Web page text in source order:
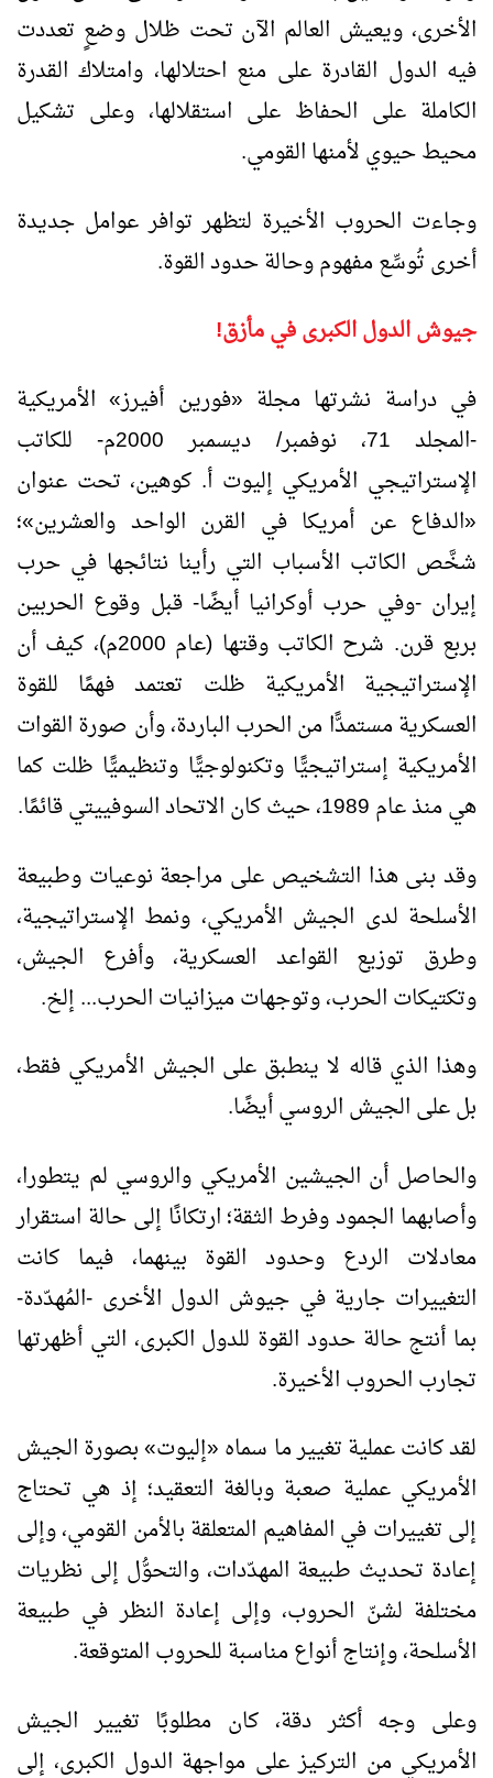
الأخرى، ويعيش العالم الآن تحت ظلال وضعٍ تعددت
فيه الدول القادرة على منع احتلالها، وامتلاك القدرة
الكاملة على الحفاظ على استقلالها، وعلى تشكيل
محيط حيوي لأمنها القومي.
وجاءت الحروب الأخيرة لتظهر توافر عوامل جديدة
أخرى تُوسِّع مفهوم وحالة حدود القوة.
جيوش الدول الكبرى في مأزق!
في دراسة نشرتها مجلة «فورين أفيرز» الأمريكية
-المجلد 71، نوفمبر/ ديسمبر 2000م- للكاتب
الإستراتيجي الأمريكي إليوت أ. كوهين، تحت عنوان
«الدفاع عن أمريكا في القرن الواحد والعشرين»؛
شخَّص الكاتب الأسباب التي رأينا نتائجها في حرب
إيران -وفي حرب أوكرانيا أيضًا- قبل وقوع الحربين
بربع قرن. شرح الكاتب وقتها (عام 2000م)، كيف أن
الإستراتيجية الأمريكية ظلت تعتمد فهمًا للقوة
العسكرية مستمدًّا من الحرب الباردة، وأن صورة القوات
الأمريكية إستراتيجيًّا وتكنولوجيًّا وتنظيميًّا ظلت كما
هي منذ عام 1989، حيث كان الاتحاد السوفييتي قائمًا.
وقد بنى هذا التشخيص على مراجعة نوعيات وطبيعة
الأسلحة لدى الجيش الأمريكي، ونمط الإستراتيجية،
وطرق توزيع القواعد العسكرية، وأفرع الجيش،
وتكتيكات الحرب، وتوجهات ميزانيات الحرب... إلخ.
وهذا الذي قاله لا ينطبق على الجيش الأمريكي فقط،
بل على الجيش الروسي أيضًا.
والحاصل أن الجيشين الأمريكي والروسي لم يتطورا،
وأصابهما الجمود وفرط الثقة؛ ارتكانًا إلى حالة استقرار
معادلات الردع وحدود القوة بينهما، فيما كانت
التغييرات جارية في جيوش الدول الأخرى -المُهدّدة-
بما أنتج حالة حدود القوة للدول الكبرى، التي أظهرتها
تجارب الحروب الأخيرة.
لقد كانت عملية تغيير ما سماه «إليوت» بصورة الجيش
الأمريكي عملية صعبة وبالغة التعقيد؛ إذ هي تحتاج
إلى تغييرات في المفاهيم المتعلقة بالأمن القومي، وإلى
إعادة تحديث طبيعة المهدّدات، والتحوُّل إلى نظريات
مختلفة لشنّ الحروب، وإلى إعادة النظر في طبيعة
الأسلحة، وإنتاج أنواع مناسبة للحروب المتوقعة.
وعلى وجه أكثر دقة، كان مطلوبًا تغيير الجيش
الأمريكي من التركيز على مواجهة الدول الكبرى، إلى